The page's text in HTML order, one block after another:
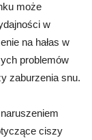
może
w
na hałas w
problemów
zaburzenia snu.
ciszy